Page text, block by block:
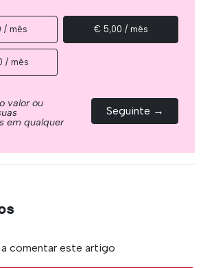
/ mês € 5,00 / mês
/ mês
valor ou
em qualquer
Seguinte →
comentar este artigo